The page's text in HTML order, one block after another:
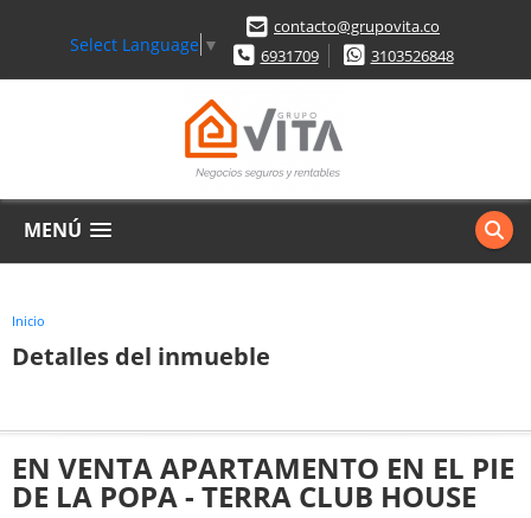
Select Language ▼
contacto@grupovita.co
6931709
3103526848
MENÚ
Inicio
Detalles del inmueble
EN VENTA APARTAMENTO EN EL PIE
DE LA POPA - TERRA CLUB HOUSE